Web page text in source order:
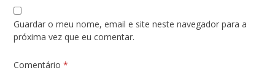
Guardar o meu nome, email e site neste navegador para a
próxima vez que eu comentar.
Comentário*